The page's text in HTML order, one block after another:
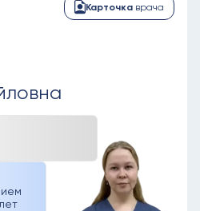
Карточка врача